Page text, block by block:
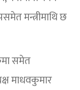
मन्त्रीमाथि छ
समेत
माधवकुमार